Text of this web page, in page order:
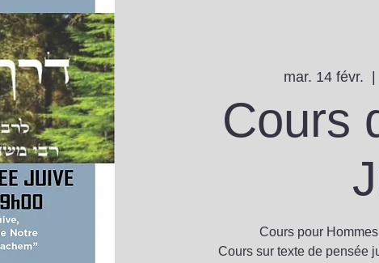
mar. 14 févr.
Cours
Cours pour
Cours sur texte de pensée